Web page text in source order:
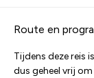
Route en
Tijdens deze reis
dus geheel vrij